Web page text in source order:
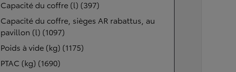
Capacité du coffre (l) (397)
Capacité du coffre, sièges AR rabattus, au
pavillon (l) (1097)
Poids à vide (kg) (1175)
PTAC (kg) (1690)